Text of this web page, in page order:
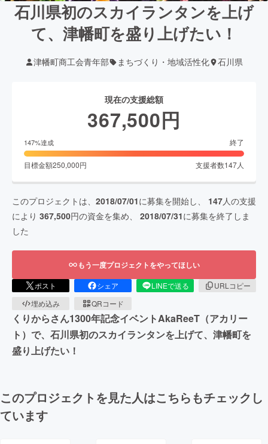
石川県初のスカイランタンを上げ
て、津幡町を盛り上げたい！
津幡町商工会青年部 まちづくり・地域活性化 石川県
現在の支援総額
367,500円
147%達成 終了
目標金額250,000円 支援者数147人
このプロジェクトは、 2018/07/01に募集を開始し、 147人の支援
により 367,500円の資金を集め、 2018/07/31に募集を終了しま
した
もう一度プロジェクトをやってほしい
ポスト シェア LINEで送る
URLコピー
埋め込み
QRコード
くりからさん1300年記念イベントAkaReeT（アカリー
ト）で、石川県初のスカイランタンを上げて、津幡町を
盛り上げたい！
このプロジェクトを見た人はこちらもチェックし
ています